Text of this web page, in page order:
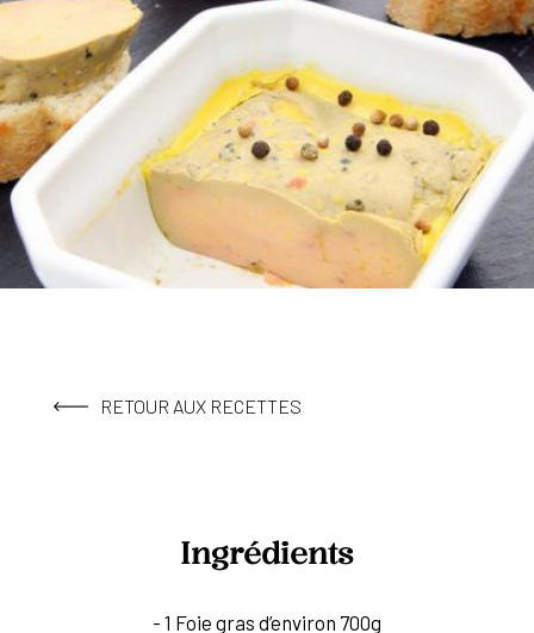
RETOUR AUX RECETTES
Ingrédients
- 1 Foie gras d’environ 700g